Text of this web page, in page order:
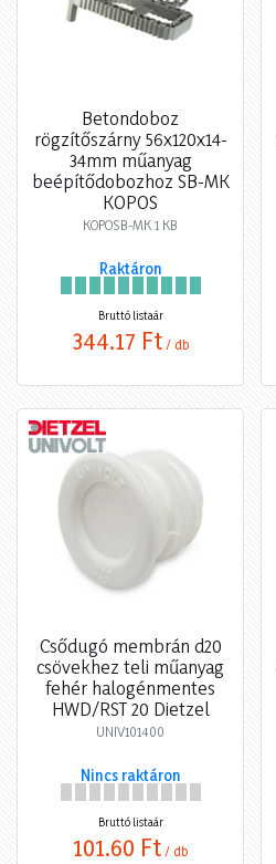
Betondoboz
rögzítőszárny 56x120x14-
34mm műanyag
beépítődobozhoz SB-MK
KOPOS
KOPOSB-MK 1 KB
Raktáron
Bruttó listaár
344,17 Ft / db
Csődugó membrán d20
csövekhez teli műanyag
fehér halogénmentes
HWD/RST 20 Dietzel
UNIV101400
Nincs raktáron
Bruttó listaár
101,60 Ft / db